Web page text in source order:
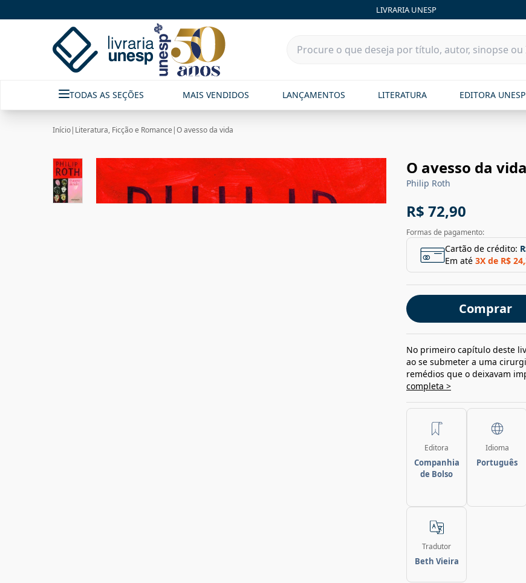
LIVRARIA UNESP
TODAS AS SEÇÕES MAIS VENDIDOS LANÇAMENTOS LITERATURA EDITORA UNESP
Início| Literatura, Ficção e Romance |O avesso da vida
O avesso da vida
Philip Roth
R$ 72,90
Formas de pagamento:
Cartão de crédito:
Em até 3X de R$
Comprar
No primeiro capítulo deste
ao se submeter a uma
remédios que o deixavam
completa >
Editora
Companhia
de Bolso
Idioma
Português
Tradutor
Beth Vieira